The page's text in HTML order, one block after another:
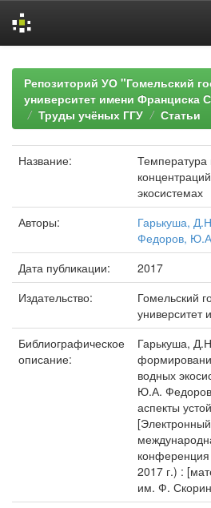
navigationРепозиторий УО "Гомельский
университет имени Франциска
Труды учёных ГГУ
Статьи
Название:
экосистемах
Авторы:
Гарькуша,
Федоров,
Дата публикации:
2017
Издательство:
Гомельский
Библиографическое
описание:
Гарькуша,
водных
Ю.А. Федоров
аспекты
2017 г.) :
им. Ф.